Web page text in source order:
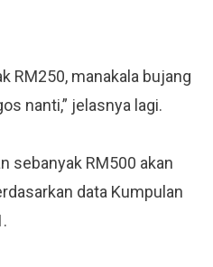
RM250, manakala bujang
nanti,” jelasnya lagi.
sebanyak RM500 akan
data Kumpulan